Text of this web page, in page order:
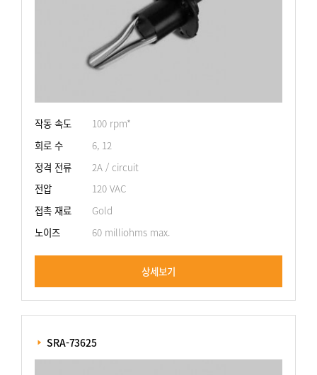
작동 속도
100 rpm*
회로 수
6, 12
정격 전류
2A / circuit
전압
120 VAC
접촉 재료
Gold
노이즈
60 milliohms max.
상세보기
SRA-73625